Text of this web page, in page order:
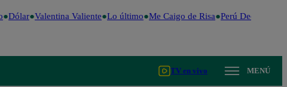
Dólar Valentina Valiente Lo último Me Caigo de Risa Perú Decide 2026
TV en vivo MENÚ